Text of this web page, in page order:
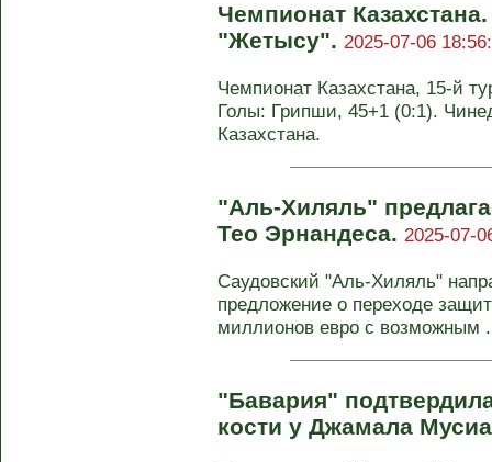
Чемпионат
"Жетысу". 2025-07-06
Чемпионат Казахстана, 15-й
Голы: Грипши, 45+1 (0:1).
Казахстана.
"Аль-Хиляль"
Тео Эрнандеса. 2025-07-
Саудовский "Аль-Хиляль"
предложение о переходе
миллионов евро с возможным
"Бавария"
кости у Джамала